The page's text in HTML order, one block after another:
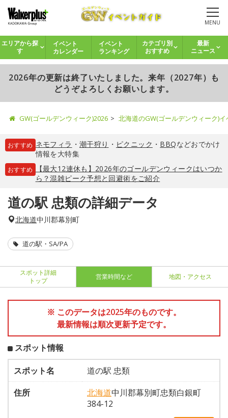
MENU
エリアから探
す
イベント
カレンダー
イベント
ランキング
カテゴリ別
おすすめ
最新
ニュース
2026年の更新は終了いたしました。来年（2027年）も
どうぞよろしくお願いします。
GW(ゴールデンウィーク)2026 北海道のGW(ゴールデンウィーク)
おすすめ ネモフィラ ・ 潮干狩り ・ ピクニック ・ BBQなどおでかけ
情報を大特集
おすすめ
【最大12連休も】2026年のゴールデンウィークはいつか
ら？混雑ピーク予想と回避術をご紹介
道の駅 忠類の詳細データ
北海道中川郡幕別町
道の駅・SA/PA
スポット詳細
トップ
営業時間など 地図・アクセス
※ このデータは2025年のものです。
最新情報は順次更新予定です。
スポット情報
スポット名
道の駅 忠類
住所
北海道中川郡幕別町忠類白銀町
384-12